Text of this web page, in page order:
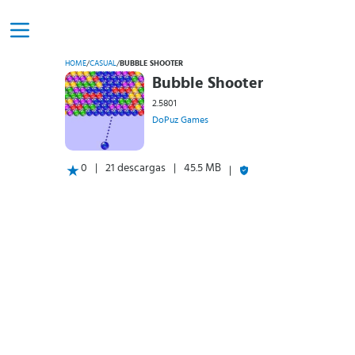
HOME/CASUAL/ BUBBLE SHOOTER
Bubble Shooter
2.5801
DoPuz Games
0 21 descargas 45.5 MB